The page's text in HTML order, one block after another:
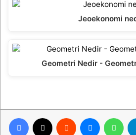
Jeoekonomi
Geometri Nedir -